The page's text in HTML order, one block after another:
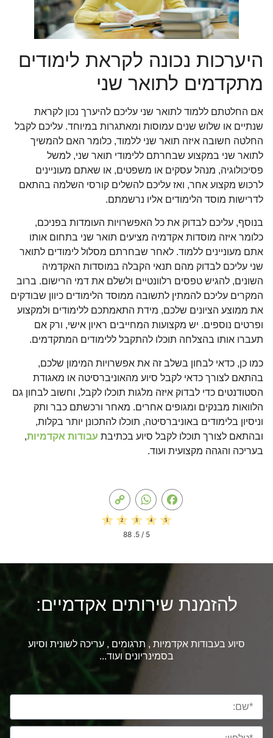
היערכות נכונה לקראת לימודים
מתקדמים לתואר שני
אם החלטתם ללמוד לתואר שני עליכם להיערך נכון לקראת
שנתיים או שלוש שנים עמוסות ומאתגרות במיוחד. עליכם לקבל
החלטה חשובה איזה תואר שני ללמוד, כלומר האם להמשיך
לתואר שני במקצוע שבחרתם ללימודי תואר שני, למשל
פסיכולוגיה, מנהל עסקים או משפטים, או שאתם מעוניינים
לרכוש מקצוע אחר, ואז עליכם להשלים קורסי השלמה בהתאם
לדרישות מוסד הלימודים אליו נרשמתם.
בנוסף, עליכם לבדוק את כל האפשרויות העומדות בפניכם,
כלומר איזה מוסדות אקדמיה מציעים תואר שני בתחום אותו
אתם מעוניינים ללמוד. לאחר שבחרתם מסלול לימודים לתואר
שני עליכם לבדוק מהם תנאי הקבלה במוסדות האקדמיה
השונים, להגיש טפסים רלוונטיים ולשלם את דמי הרישום. ברוב
המקרים עליכם להמתין לתשובה ממוסד הלימודים כיוון שבודקים
את ממוצע הציונים שלכם, מידת התאמתכם ללימודים ולמקצוע
ופרטים נוספים. יש מקצועות המחייבים ראיון אישי, ורק אם
תעברו אותו בהצלחה תוכלו להתקבל ללימודים המתקדמים.
כמו כן, כדאי לבחון בשלב זה את אפשרויות המימון שלכם,
בהתאם לצורך כדאי לקבל סיוע מהאוניברסיטה או מאגודת
הסטודנטים כדי לבדוק איזה מלגות תוכלו לקבל, וחשוב לבחון גם
הלוואות מבנקים ומגופים אחרים. מאחר ורכשתם כבר ותק
וניסיון בלימודים באוניברסיטה, תוכלו להתכונן יותר בקלות,
ובהתאם לצורך תוכלו לקבל סיוע בכתיבת עבודות אקדמיות,
בעריכה והגהה מקצועית ועוד.
Facebook
WhatsApp
5
/ 5.
88
להזמנת שירותים אקדמיים:
סיוע בעבודות אקדמיות , תרגומים , עריכה לשונית וסיוע
בסמינריונים ועוד...